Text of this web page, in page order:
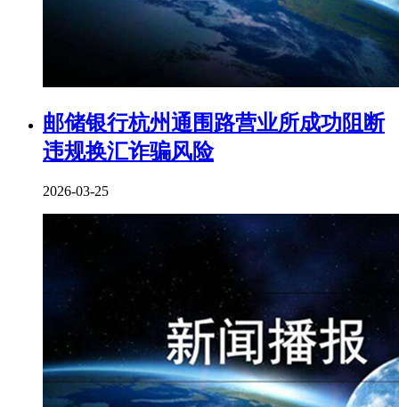
邮储银行杭州通围路营业所成功阻断
违规换汇诈骗风险
2026-03-25